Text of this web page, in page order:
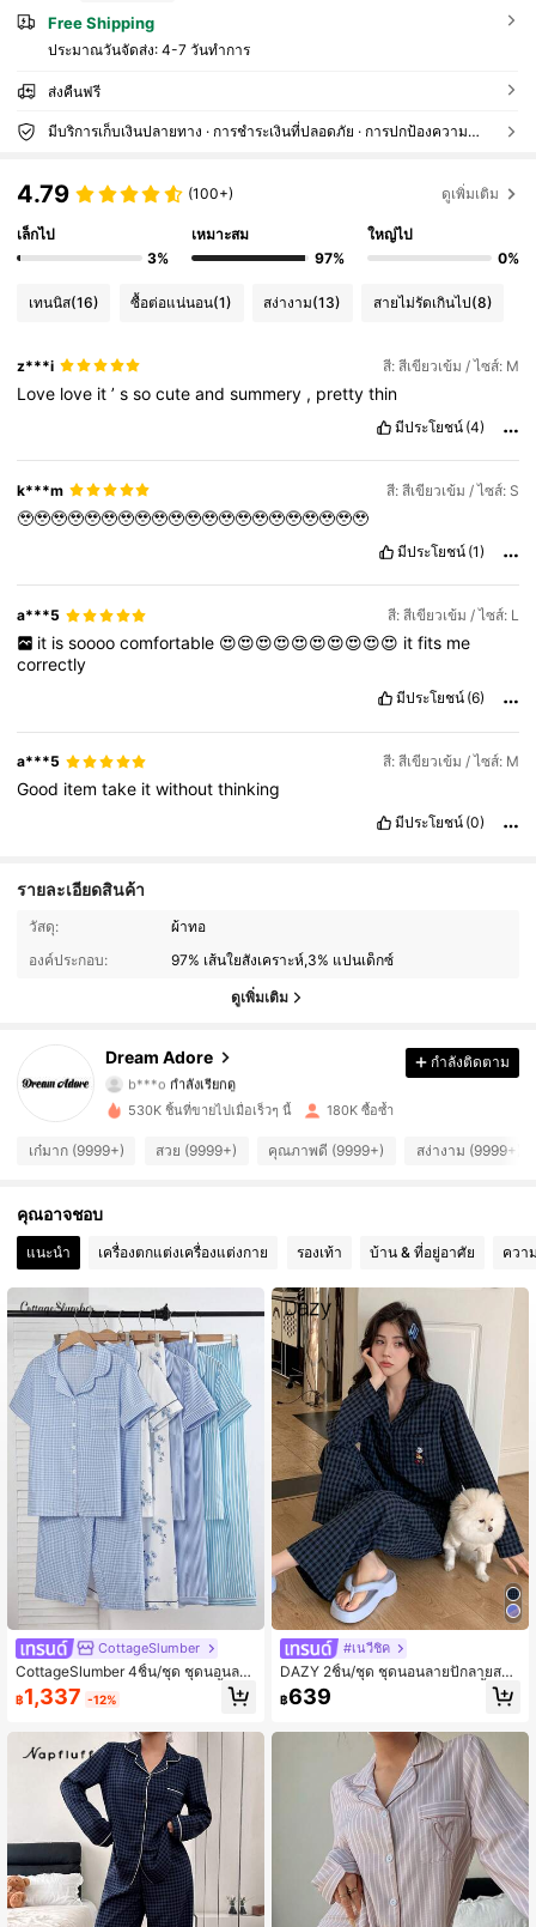
Free Shipping
ประมาณวันจัดส่ง: 4-7 วันทำการ
ส่งคืนฟรี
มีบริการเก็บเงินปลายทาง · การชำระเงินที่ปลอดภัย · การปกป้องความเป็นส่วนตัว
4.79 (100+) ดูเพิ่มเติม
เล็กไป
3%
เหมาะสม
97%
ใหญ่ไป
0%
เทนนิส(16) ซื้อต่อแน่นอน(1) สง่างาม(13) สายไม่รัดเกินไป(8)
z***i สี: สีเขียวเข้ม / ไซส์: M
Love love it’ssocuteandsummery , prettythin
มีประโยชน์ (4)
k***m สี: สีเขียวเข้ม / ไซส์: S
🥹🥹🥹🥹🥹🥹🥹🥹🥹🥹🥹🥹🥹🥹🥹🥹🥹🥹🥹🥹🥹
มีประโยชน์ (1)
a***5 สี: สีเขียวเข้ม / ไซส์: L
it is soooo comfortable 😍😍😍😍😍😍😍😍😍😍 it fits me
correctly
มีประโยชน์ (6)
a***5 สี: สีเขียวเข้ม / ไซส์: M
Good itemtake itwithoutthinking
มีประโยชน์ (0)
รายละเอียดสินค้า
วัสดุ:
ผ้าทอ
องค์ประกอบ:
97% เส้นใยสังเคราะห์,3% แปนเด็กซ์
ดูเพิ่มเติม
Dream Adore
91K ผู้ติดตาม
b***o
กำลังเรียกดู
4.93
91K ผู้ติดตาม
4.93 91K ผู้ติดตาม
4.93 91K ผู้ติดตาม
4.93 91K ผู้ติดตาม
4.93 91K ผู้ติดตาม
4.93 91K ผู้ติดตาม
4.93 91K ผู้ติดตาม
กำลังติดตาม
530K ชิ้นที่ขายไปเมื่อเร็วๆ นี้ 180K ซื้อซ้ำ
เก๋มาก (9999+) สวย (9999+) คุณภาพดี (9999+) สง่างาม (9999+)
คุณอาจชอบ
แนะนำ เครื่องตกแต่งเครื่องแต่งกาย รองเท้า บ้าน & ที่อยู่อาศัย ควา
CottageSlumber
CottageSlumber 4ชิ้น/ชุด ชุดนอนลา
ยทางและลายดอกไม้ คอบัว แขนสั้น กา
งเกงขายาว สีฟ้า Baby Blue สำหรับผู้ห
รายละเอียดที่อบอุ่นและสง่างาม
฿1,337 -12%
#เนวี่ชิค
DAZY 2ชิ้น/ชุด ชุดนอนลายปักลายสก็อ
ตแขนยาวขายาวสำหรับผู้หญิง, เสื้อผ้า
ฤดูใบไม้ร่วง
฿639